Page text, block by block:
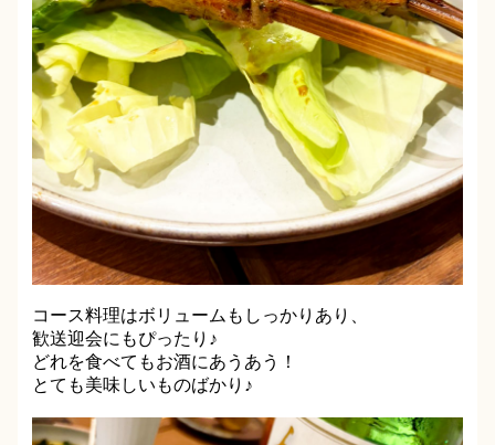
コース料理はボリュームもしっかりあり、
歓送迎会にもぴったり♪
どれを食べてもお酒にあうあう！
とても美味しいものばかり♪